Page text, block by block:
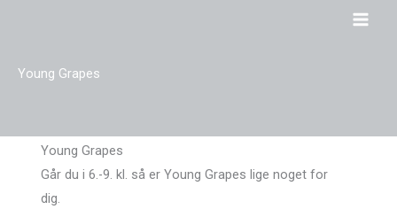
Young Grapes
Young Grapes
Går du i 6.-9. kl. så er Young Grapes lige noget for
dig.